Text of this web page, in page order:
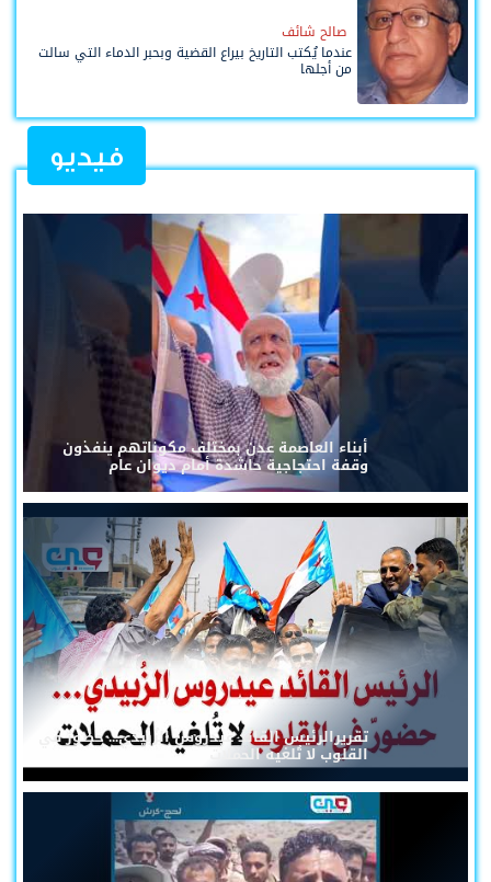
صالح شائف
عندما يُكتب التاريخ بيراع القضية وبحبر الدماء التي سالت
من أجلها
فيديو
أبناء العاصمة عدن بمختلف مكوناتهم ينفذون
وقفة احتجاجية حاشدة أمام ديوان عام
تقريرالرئيس القائد عيدروس الزُبيدي... حضورٌ في
القلوب لا تُلغيه الحملات